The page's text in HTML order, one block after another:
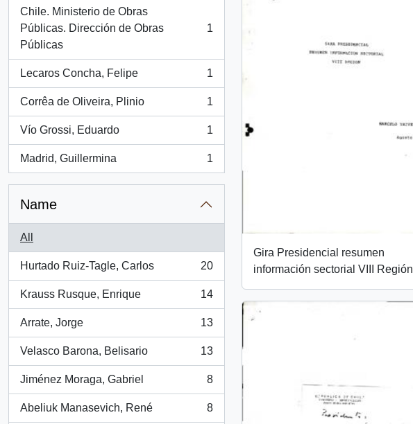
Chile. Ministerio de Obras
Públicas. Dirección de Obras
Públicas
, 1 results
1
Lecaros Concha, Felipe
, 1 results
1
Corrêa de Oliveira, Plinio
, 1 results
1
Vío Grossi, Eduardo
, 1 results
1
Madrid, Guillermina
, 1 results
1
Name
All
Hurtado Ruiz-Tagle, Carlos
, 20 results
20
Krauss Rusque, Enrique
, 14 results
14
Arrate, Jorge
, 13 results
13
Velasco Barona, Belisario
, 13 results
13
Jiménez Moraga, Gabriel
, 8 results
8
Abeliuk Manasevich, René
, 8 results
8
Gira Presidencial resumen
información sectorial VIII Región